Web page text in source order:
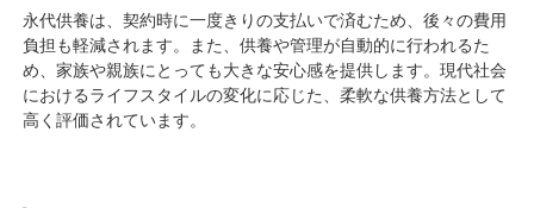
永代供養は、契約時に一度きりの支払いで済むため、後々の費用
負担も軽減されます。また、供養や管理が自動的に行われるた
め、家族や親族にとっても大きな安心感を提供します。現代社会
におけるライフスタイルの変化に応じた、柔軟な供養方法として
高く評価されています。